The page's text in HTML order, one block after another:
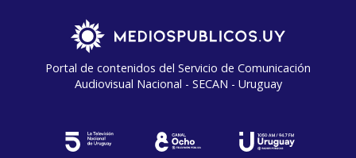
Portal de contenidos del Servicio de Comunicación
Audiovisual Nacional - SECAN - Uruguay